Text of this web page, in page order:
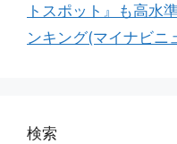
トスポット』も高水
ンキング(マイナビニ
検索